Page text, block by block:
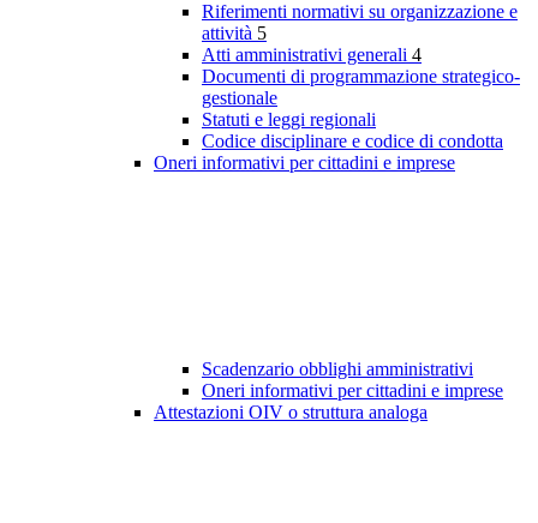
Riferimenti normativi su organizzazione e
attività 5
Atti amministrativi generali 4
Documenti di programmazione strategico-
gestionale
Statuti e leggi regionali
Codice disciplinare e codice di condotta
Oneri informativi per cittadini e imprese
Scadenzario obblighi amministrativi
Oneri informativi per cittadini e imprese
Attestazioni OIV o struttura analoga